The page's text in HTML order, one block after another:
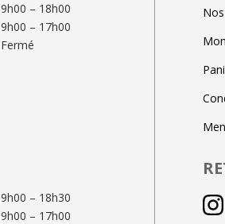
9h00 – 18h00
9h00 – 17h00
Fermé
9h00 – 18h30
9h00 – 17h00